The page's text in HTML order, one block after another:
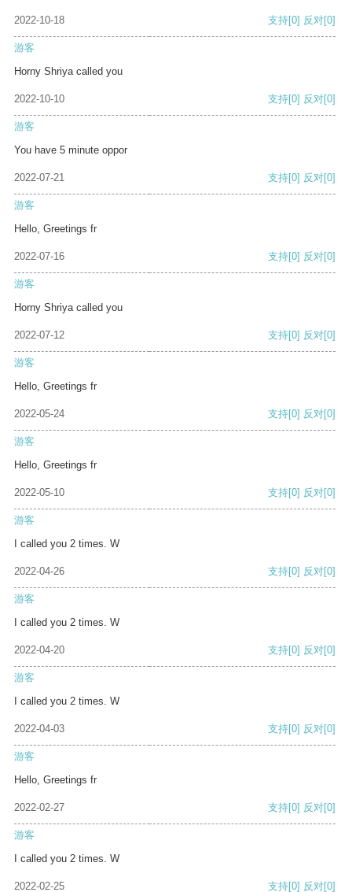
2022-10-18 支持[0] 反对[0]
游客
Horny Shriya called you
2022-10-10 支持[0] 反对[0]
游客
You have 5 minute oppor
2022-07-21 支持[0] 反对[0]
游客
Hello, Greetings fr
2022-07-16 支持[0] 反对[0]
游客
Horny Shriya called you
2022-07-12 支持[0] 反对[0]
游客
Hello, Greetings fr
2022-05-24 支持[0] 反对[0]
游客
Hello, Greetings fr
2022-05-10 支持[0] 反对[0]
游客
I called you 2 times. W
2022-04-26 支持[0] 反对[0]
游客
I called you 2 times. W
2022-04-20 支持[0] 反对[0]
游客
I called you 2 times. W
2022-04-03 支持[0] 反对[0]
游客
Hello, Greetings fr
2022-02-27 支持[0] 反对[0]
游客
I called you 2 times. W
2022-02-25 支持[0] 反对[0]